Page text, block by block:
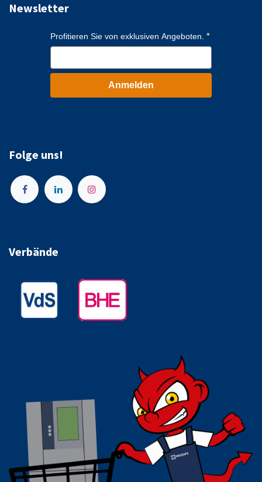
Newsletter
Profitieren Sie von exklusiven Angeboten.
Anmelden
Folge uns!
Verbände